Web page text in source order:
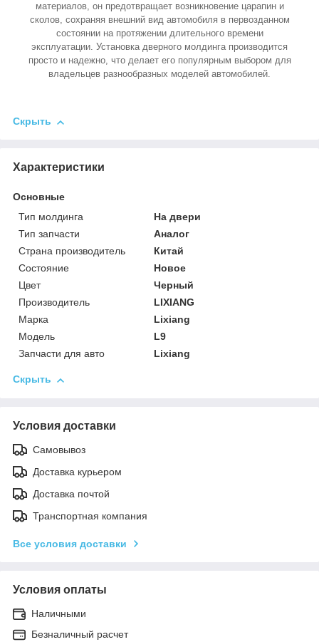
материалов, он предотвращает возникновение царапин и
сколов, сохраняя внешний вид автомобиля в первозданном
состоянии на протяжении длительного времени
эксплуатации. Установка дверного молдинга производится
просто и надежно, что делает его популярным выбором для
владельцев разнообразных моделей автомобилей.
Скрыть
Характеристики
Основные
Тип молдинга
На двери
Тип запчасти
Аналог
Страна производитель
Китай
Состояние
Новое
Цвет
Черный
Производитель
LIXIANG
Марка
Lixiang
Модель
L9
Запчасти для авто
Lixiang
Скрыть
Условия доставки
Самовывоз
Доставка курьером
Доставка почтой
Транспортная компания
Все условия доставки
Условия оплаты
Наличными
Безналичный расчет